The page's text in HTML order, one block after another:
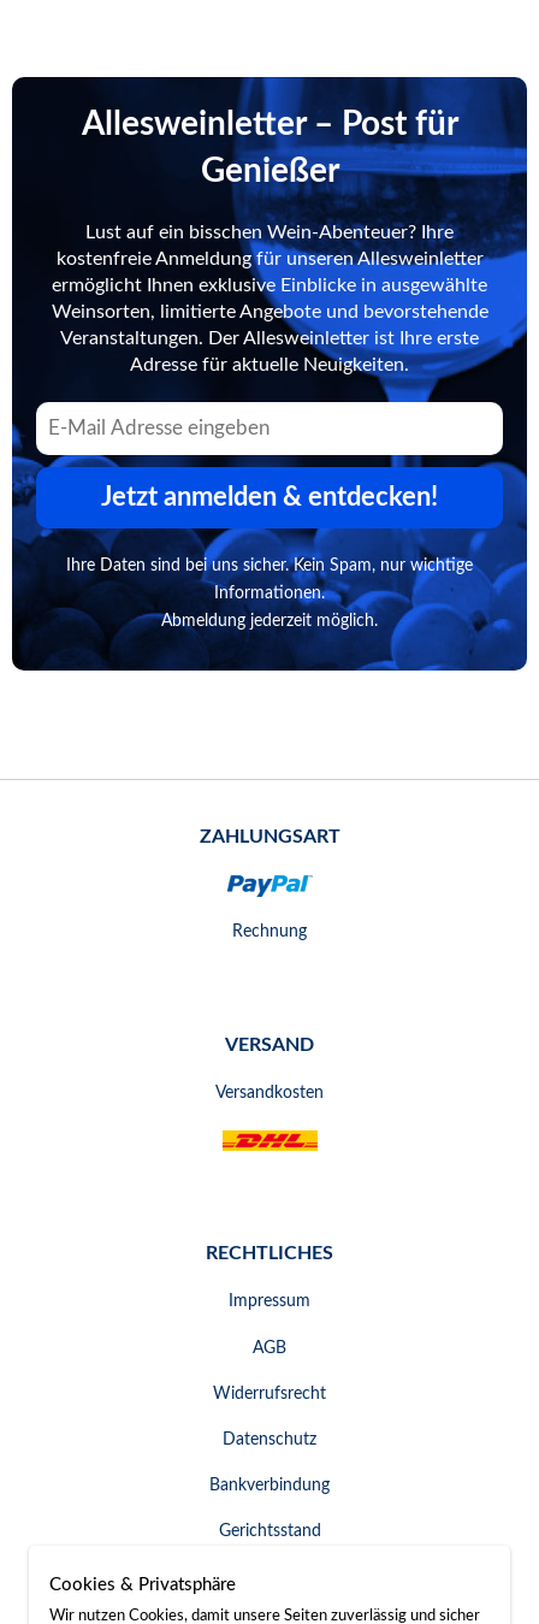
Allesweinletter – Post für
Genießer
Lust auf ein bisschen Wein-Abenteuer? Ihre
kostenfreie Anmeldung für unseren Allesweinletter
ermöglicht Ihnen exklusive Einblicke in ausgewählte
Weinsorten, limitierte Angebote und bevorstehende
Veranstaltungen. Der Allesweinletter ist Ihre erste
Adresse für aktuelle Neuigkeiten.
Jetzt anmelden & entdecken!
Ihre Daten sind bei uns sicher. Kein Spam, nur wichtige
Informationen.
Abmeldung jederzeit möglich.
ZAHLUNGSART
Rechnung
VERSAND
Versandkosten
RECHTLICHES
Impressum
AGB
Widerrufsrecht
Datenschutz
Bankverbindung
Gerichtsstand
Widerruf erklären
Cookies & Privatsphäre
Wir nutzen Cookies, damit unsere Seiten zuverlässig und sicher